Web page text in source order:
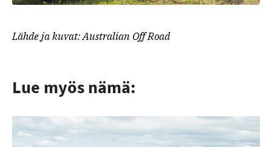
Lähde ja kuvat: Australian Off Road
Lue myös nämä: